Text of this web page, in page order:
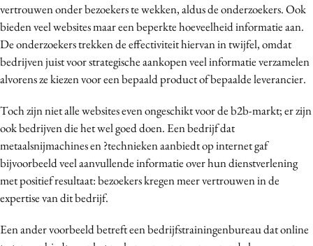
Programmatic
Purpose Marketing
Reputatie & crisis
vertrouwen onder bezoekers te wekken, aldus de onderzoekers. Ook
bieden veel websites maar een beperkte hoeveelheid informatie aan.
De onderzoekers trekken de effectiviteit hiervan in twijfel, omdat
bedrijven juist voor strategische aankopen veel informatie verzamelen
alvorens ze kiezen voor een bepaald product of bepaalde leverancier.
Toch zijn niet alle websites even ongeschikt voor de b2b-markt; er zijn
ook bedrijven die het wel goed doen. Een bedrijf dat
metaalsnijmachines en ?technieken aanbiedt op internet gaf
bijvoorbeeld veel aanvullende informatie over hun dienstverlening
met positief resultaat: bezoekers kregen meer vertrouwen in de
expertise van dit bedrijf.
Een ander voorbeeld betreft een bedrijfstrainingenbureau dat online